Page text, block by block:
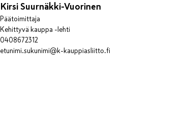
Kirsi Suurnäkki-Vuorinen
Päätoimittaja
Kehittyvä kauppa -lehti
0408672312
etunimi.sukunimi@k-kauppiasliitto.fi